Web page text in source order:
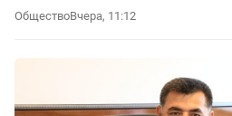
ОбществоВчера, 11:12